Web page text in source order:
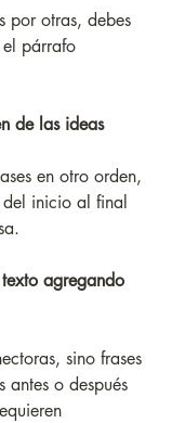
por otras, debes
párrafo
de las ideas
en otro orden,
inicio al final
agregando
sino frases
antes o después